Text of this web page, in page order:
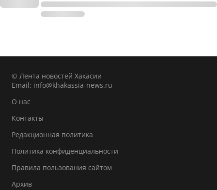
© Лента новостей Хакасии
Email: info@khakassia-news.ru
О нас
Контакты
Редакционная политика
Политика конфиденциальности
Правила пользования сайтом
Архив